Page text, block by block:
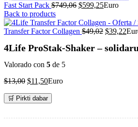
Fast Start Pack $749,06 El
original
era:
$599,25El
actual
es:
Euro
Back to products
Transfer Factor Collagen $49,02 El
original
$39,22El
4Life ProStak-Shaker –
Valorado con 5 de 5
$13,00 El
original
$11,50El
actual
Euro
🛒 Pirkti dabar